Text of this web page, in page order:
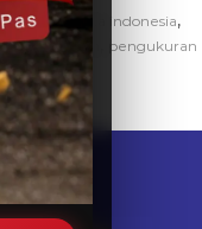
cuaca,cuaca indonesia,
station
pengukuran